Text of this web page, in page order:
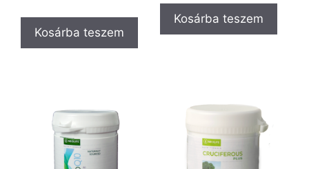
Kosárba teszem
Kosárba teszem